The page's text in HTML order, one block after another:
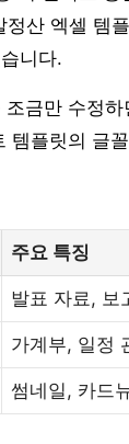
정산 엑셀 템
니다.
금만 수정
템플릿의 글
주요 특징
발표 자료, 보
가계부, 일정
썸네일, 카드